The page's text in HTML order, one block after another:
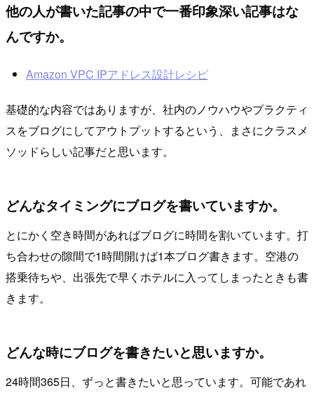
他の人が書いた記事の中で一番印象深い記事はな
んですか。
Amazon VPC IPアドレス設計レシピ
基礎的な内容ではありますが、社内のノウハウやプラクティ
スをブログにしてアウトプットするという、まさにクラスメ
ソッドらしい記事だと思います。
どんなタイミングにブログを書いていますか。
とにかく空き時間があればブログに時間を割いています。打
ち合わせの隙間で1時間開けば1本ブログ書きます。空港の
搭乗待ちや、出張先で早くホテルに入ってしまったときも書
きます。
どんな時にブログを書きたいと思いますか。
24時間365日、ずっと書きたいと思っています。可能であれ